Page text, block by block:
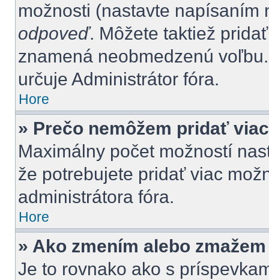
možnosti (nastavte
odpoveď. Môžete taktiež
znamená neobmedzenú
určuje Administrátor fóra.
Hore
» Prečo nemôžem pridať
Maximálny počet možností
že potrebujete pridať viac
administrátora fóra.
Hore
» Ako zmením alebo
Je to rovnako ako s